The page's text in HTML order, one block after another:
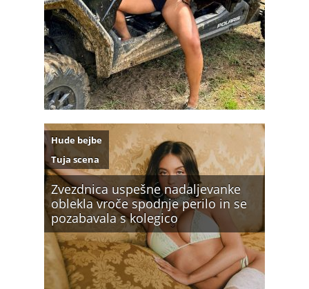
Zvezdnica uspešne nadaljevanke
oblekla vroče spodnje perilo in se
pozabavala s kolegico
Hude bejbe
Tuja scena